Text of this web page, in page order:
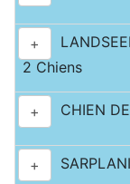
+
2 Chiens
+ CHIEN
+